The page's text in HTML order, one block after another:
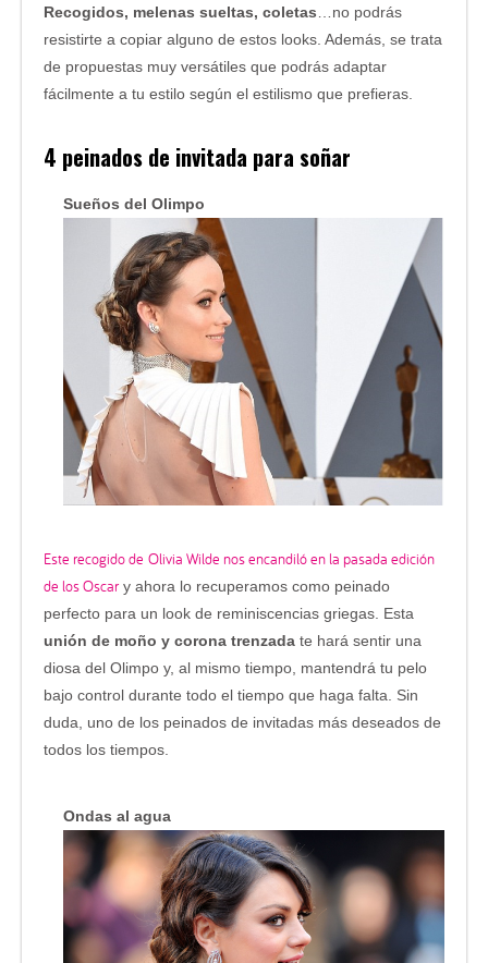
Recogidos, melenas sueltas, coletas…no podrás
resistirte a copiar alguno de estos looks. Además, se trata
de propuestas muy versátiles que podrás adaptar
fácilmente a tu estilo según el estilismo que prefieras.
4 peinados de invitada para soñar
Sueños del Olimpo
Este recogido de Olivia Wilde nos encandiló en la pasada edición
de los Oscar y ahora lo recuperamos como peinado
perfecto para un look de reminiscencias griegas. Esta
unión de moño y corona trenzada te hará sentir una
diosa del Olimpo y, al mismo tiempo, mantendrá tu pelo
bajo control durante todo el tiempo que haga falta. Sin
duda, uno de los peinados de invitadas más deseados de
todos los tiempos.
Ondas al agua